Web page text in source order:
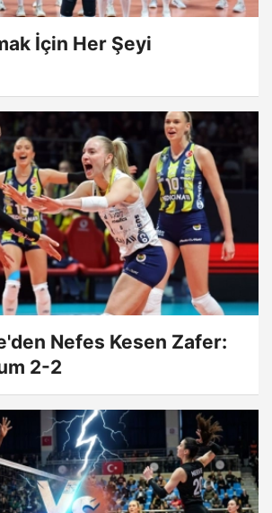
İçin Her Şeyi
Nefes Kesen Zafer:
2-2